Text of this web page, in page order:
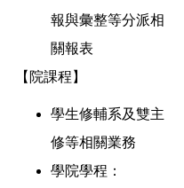
報與彙整等分派相
關報表
【院課程】
學生修輔系及雙主
修等相關業務
學院學程：